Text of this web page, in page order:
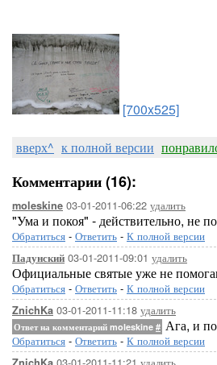
[700x525]
вверх^ к полной версии
Комментарии (16):
moleskine 03-01-2011-06:22 удалить
"Ума и покоя" - действительно, не
Обратиться - Ответить - К полной версии
Падунский 03-01-2011-09:01 удалить
Официальные святые уже не
Обратиться - Ответить - К полной версии
ZnichKa 03-01-2011-11:18 удалить
Ответ на комментарий moleskine # Ага, и
Обратиться - Ответить - К полной версии